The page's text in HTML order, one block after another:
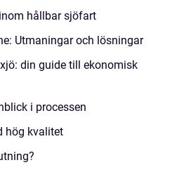
hållbar sjöfart
Utmaningar och lösningar
din guide till ekonomisk
i processen
hög kvalitet